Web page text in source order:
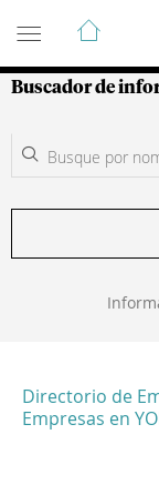
Guía de
Buscador de
Directorio de
Empresas en